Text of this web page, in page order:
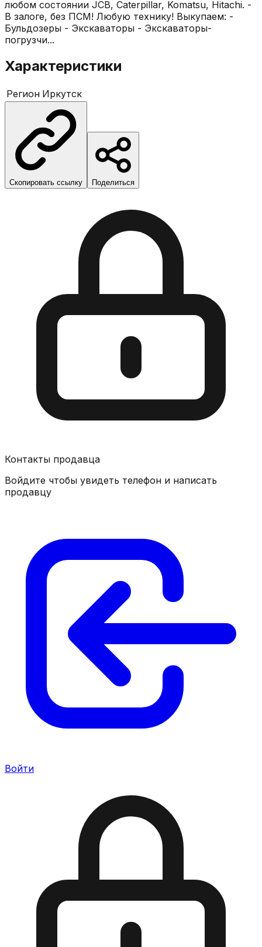
любом состоянии JCB, Caterpillar, Komatsu, Hitachi. -
В залоге, без ПСМ! Любую технику! Выкупаем: -
Бульдозеры - Экскаваторы - Экскаваторы-
погрузчи...
Характеристики
Регион Иркутск
Скопировать ссылку Поделиться
Контакты продавца
Войдите чтобы увидеть телефон и написать
продавцу
Войти